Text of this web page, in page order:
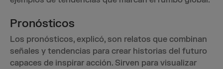
Pronósticos
Los pronósticos, explicó, son relatos que combinan
señales y tendencias para crear historias del futuro
capaces de inspirar acción. Sirven para visualizar